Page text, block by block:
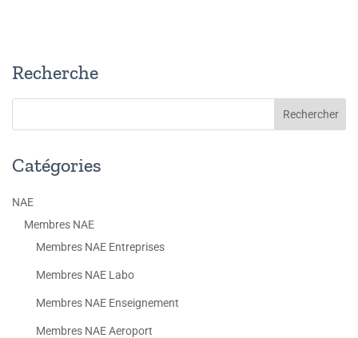
Recherche
Catégories
NAE
Membres NAE
Membres NAE Entreprises
Membres NAE Labo
Membres NAE Enseignement
Membres NAE Aeroport